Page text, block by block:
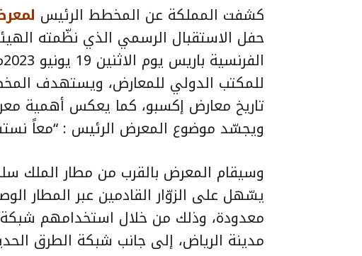
كشفت المملكة عن المخطط الرئيس
حفل الاستقبال الرسمي الذي نظّمته
للمكتب الدولي للمعارض، ويستهدف
ويجسّد موضوع المعرض الرئيس : “معاً
وسيقام المعرض بالقرب من مطار الملك
يسّهل على الزوّار القادمين عبر المطار
معدودة، وذلك من خلال استخدامهم شبكة
مدينة الرياض، إلى جانب شبكة الطرق